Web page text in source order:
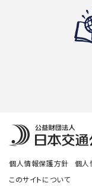
個人情報保護方針 個人
このサイトについて